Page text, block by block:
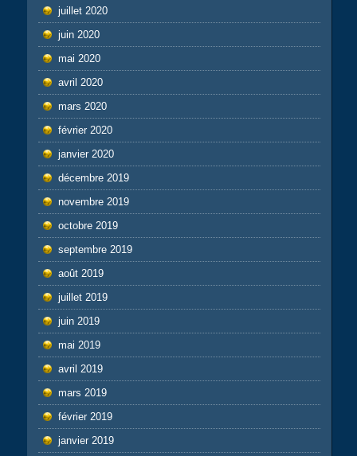
juillet 2020
juin 2020
mai 2020
avril 2020
mars 2020
février 2020
janvier 2020
décembre 2019
novembre 2019
octobre 2019
septembre 2019
août 2019
juillet 2019
juin 2019
mai 2019
avril 2019
mars 2019
février 2019
janvier 2019